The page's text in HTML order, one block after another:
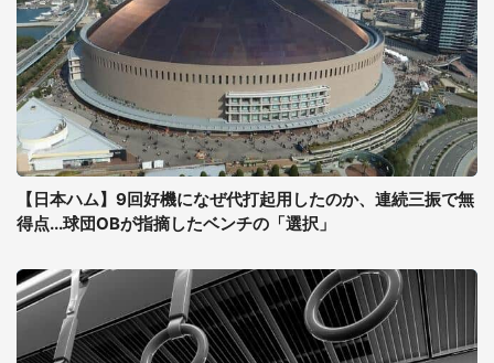
【日本ハム】9回好機になぜ代打起用したのか、連続三振で無
得点...球団OBが指摘したベンチの「選択」